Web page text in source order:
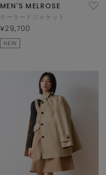
MEN'S MELROSE
テーラードジャケット
¥29,700
NEW